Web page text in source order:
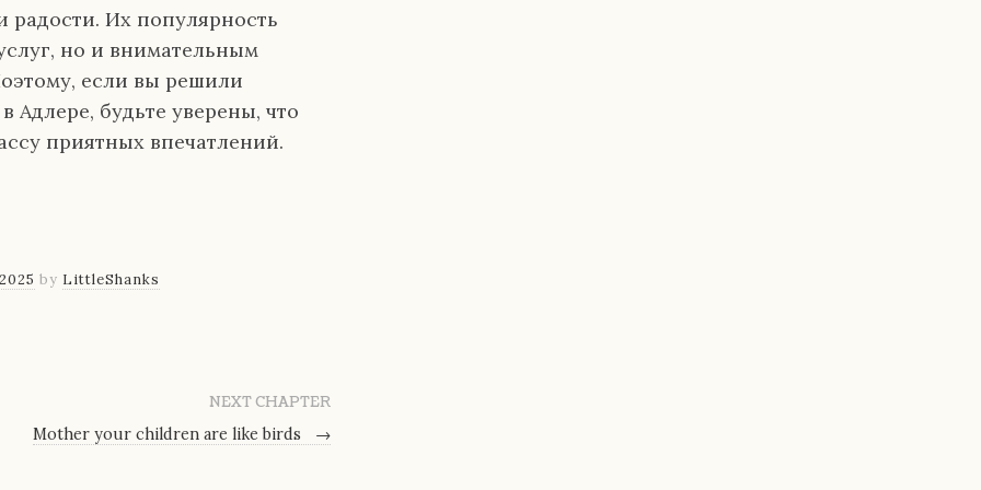
радости. Их популярность
но и внимательным
если вы решили
будьте уверены, что
приятных впечатлений.
by LittleShanks
NEXT CHAPTER
Mother your children are like birds
→